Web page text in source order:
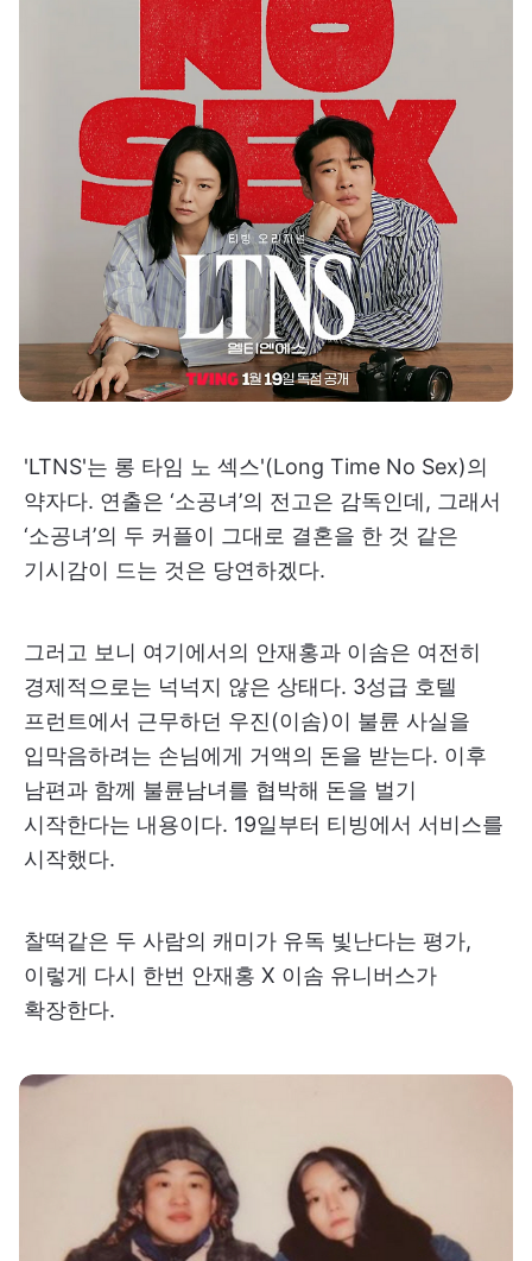
'LTNS'는 롱 타임 노 섹스'(Long Time No Sex)의
약자다. 연출은 ‘소공녀’의 전고은 감독인데, 그래서
‘소공녀’의 두 커플이 그대로 결혼을 한 것 같은
기시감이 드는 것은 당연하겠다.
그러고 보니 여기에서의 안재홍과 이솜은 여전히
경제적으로는 넉넉지 않은 상태다. 3성급 호텔
프런트에서 근무하던 우진(이솜)이 불륜 사실을
입막음하려는 손님에게 거액의 돈을 받는다. 이후
남편과 함께 불륜남녀를 협박해 돈을 벌기
시작한다는 내용이다. 19일부터 티빙에서 서비스를
시작했다.
찰떡같은 두 사람의 캐미가 유독 빛난다는 평가,
이렇게 다시 한번 안재홍 X 이솜 유니버스가
확장한다.